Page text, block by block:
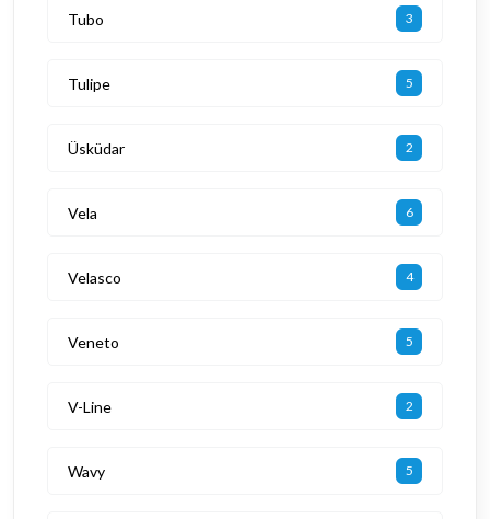
Tubo 3
Tulipe 5
Üsküdar 2
Vela 6
Velasco 4
Veneto 5
V-Line 2
Wavy 5